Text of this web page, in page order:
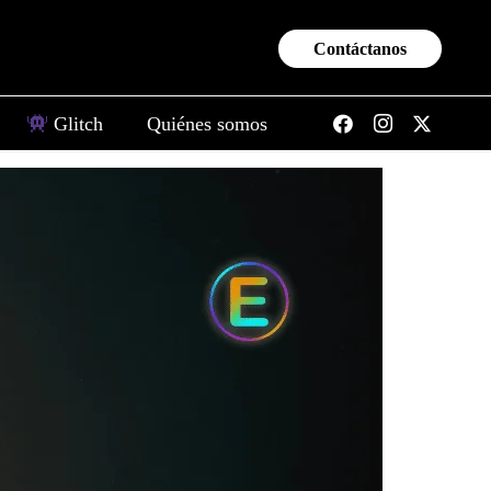
Contáctanos
Glitch Quiénes somos